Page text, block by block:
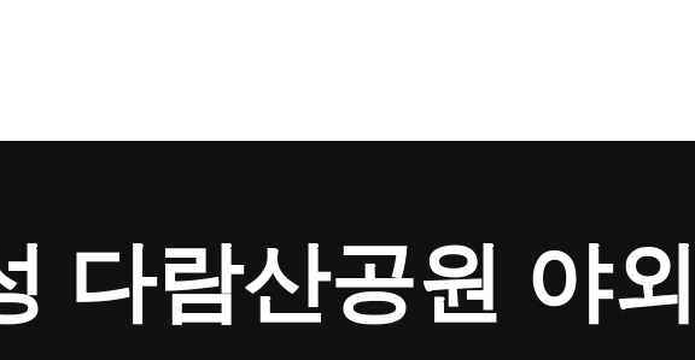
다람산공원 야